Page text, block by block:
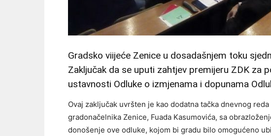
Gradsko viijeće Zenice u dosadašnjem toku
Zaključak da se uputi zahtjev premijeru ZDK za
ustavnosti Odluke o izmjenama i dopunama
Ovaj zaključak uvršten je kao dodatna tačka dnevnog
gradonačelnika Zenice, Fuada Kasumovića, sa
donošenje ove odluke, kojom bi gradu bilo omogućeno